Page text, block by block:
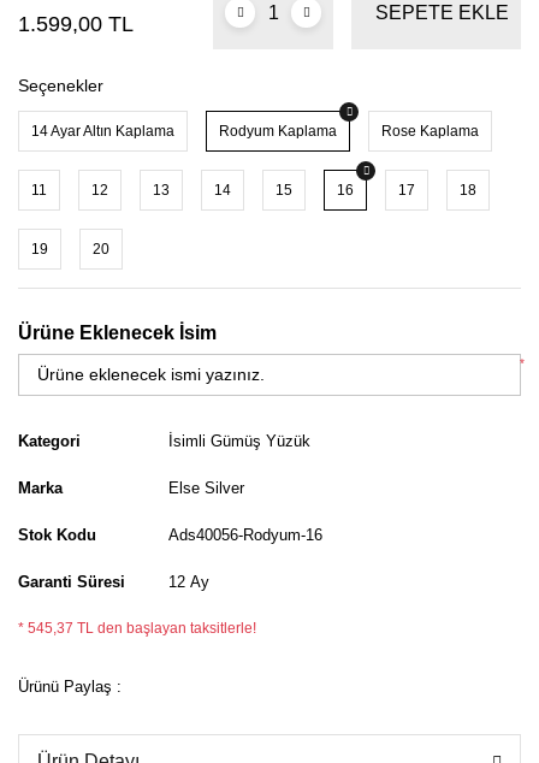
1.599,00 TL SEPETE EKLE
Seçenekler
14 Ayar Altın Kaplama Rodyum Kaplama Rose Kaplama
11 12 13 14 15 16 17 18
19 20
Ürüne Eklenecek İsim
*
Kategori İsimli Gümüş Yüzük
Marka Else Silver
Stok Kodu Ads40056-Rodyum-16
Garanti Süresi 12 Ay
* 545,37 TL den başlayan taksitlerle!
Ürünü Paylaş :